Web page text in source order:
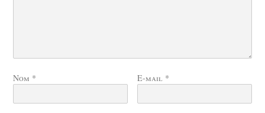
Nom * E-mail *